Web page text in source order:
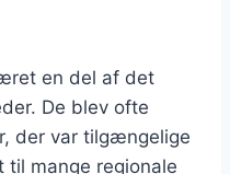
en del af det
De blev ofte
der var tilgængelige
mange regionale